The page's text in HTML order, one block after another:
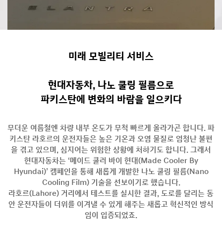
미래 모빌리티 서비스
현대자동차, 나노 쿨링 필름으로
파키스탄에 변화의 바람을 일으키다
무더운 여름철엔 차량 내부 온도가 무척 빠르게 올라가곤 합니다. 파
키스탄 라호르의 운전자들은 높은 기온과 오염 물질로 엄청난 불편
을 겪고 있으며, 심지어는 위험한 상황에 처하기도 합니다. 그래서
현대자동차는 ‘메이드 쿨러 바이 현대(Made Cooler By
Hyundai)’ 캠페인을 통해 새롭게 개발한 나노 쿨링 필름(Nano
Cooling Film) 기술을 선보이기로 했습니다.
라호르(Lahore) 거리에서 테스트를 실시한 결과, 도로를 달리는 동
안 운전자들이 더위를 이겨낼 수 있게 해주는 새롭고 혁신적인 방식
임이 입증되었죠.